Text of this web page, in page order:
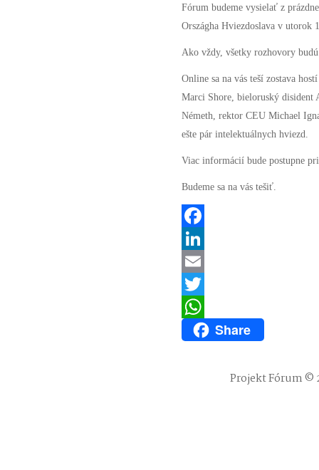
Fórum budeme vysielať z
Országha Hviezdoslava v utorok
Ako vždy, všetky rozhovory
Online sa na vás teší zostava
Marci Shore, bieloruský disident
Németh, rektor CEU Michael
ešte pár intelektuálnych hviezd.
Viac informácií bude postupne
Budeme sa na vás tešiť.
Facebook
LinkedIn
Email
Twitter
WhatsAppShare
Projekt Fórum ©